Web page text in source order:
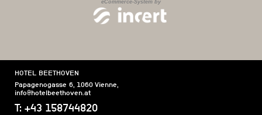
HOTEL BEETHOVEN
Papagenogasse 6, 1060 Vienne,
info@hotelbeethoven.at
T: +43 158744820